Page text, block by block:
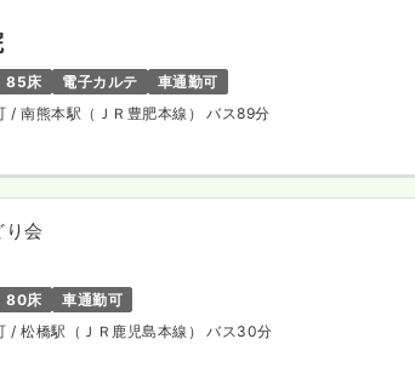
85床 電子カルテ
車通勤可
/ 南熊本駅（ＪＲ豊肥本線） バス89分
会
80床
車通勤可
/ 松橋駅（ＪＲ鹿児島本線） バス30分